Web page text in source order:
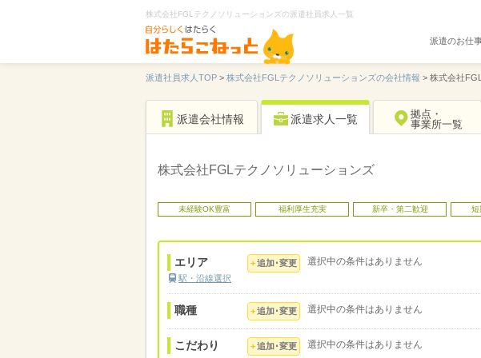
株式会社FGLテクノソリューションズの派遣社員求人一覧
派遣のお仕
派遣社員求人TOP > 株式会社FGLテクノソリューションズの会社情報 > 株式会社
派遣会社情報 派遣求人一覧
拠点・
事業所一覧
株式会社FGLテクノソリューションズ
未経験OK豊富 福利厚生充実 新卒・第二歓迎 短
エリア
駅・沿線選択
追加･変更 選択中の条件はありません
職種 追加･変更 選択中の条件はありません
こだわり 追加･変更 選択中の条件はありません